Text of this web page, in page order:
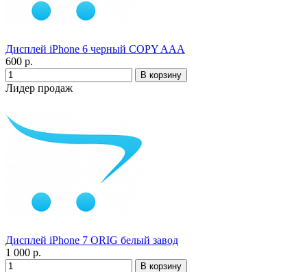
Дисплей iPhone 6 черный COPY AAA
600 р.
Лидер продаж
Дисплей iPhone 7 ORIG белый завод
1 000 р.